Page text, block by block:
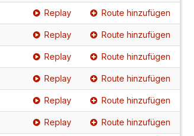
Replay Route hinzufügen
Replay Route hinzufügen
Replay Route hinzufügen
Replay Route hinzufügen
Replay Route hinzufügen
Replay Route hinzufügen